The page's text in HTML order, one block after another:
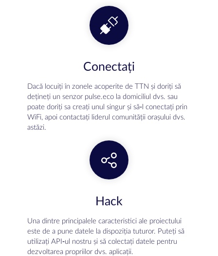
Conectați
Dacă locuiți în zonele acoperite de TTN și doriți să
dețineți un senzor pulse.eco la domiciliul dvs. sau
poate doriți sa creați unul singur și să-l conectați prin
WiFi, apoi contactați liderul comunității orașului dvs.
astăzi.
Hack
Una dintre principalele caracteristici ale proiectului
este de a pune datele la dispoziția tuturor. Puteți să
utilizați API-ul nostru și să colectați datele pentru
dezvoltarea propriilor dvs. aplicații.